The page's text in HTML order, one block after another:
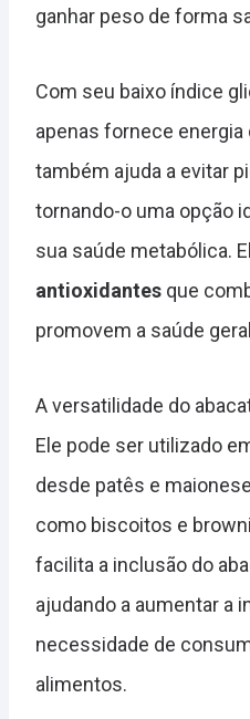
ganhar peso de forma
Com seu baixo índice
apenas fornece energia
também ajuda a evitar
tornando-o uma opção
sua saúde metabólica.
antioxidantes que
promovem a saúde
A versatilidade do
Ele pode ser utilizado
desde patês e
como biscoitos e
facilita a inclusão do
ajudando a aumentar a
necessidade de
alimentos.